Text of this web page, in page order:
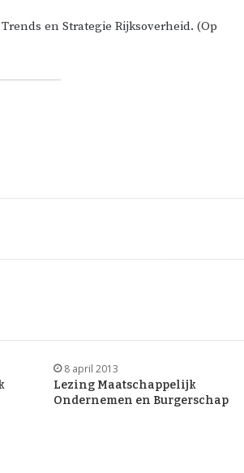
en Strategie Rijksoverheid. (Op
8 april 2013
Lezing Maatschappelijk
Ondernemen en Burgerschap